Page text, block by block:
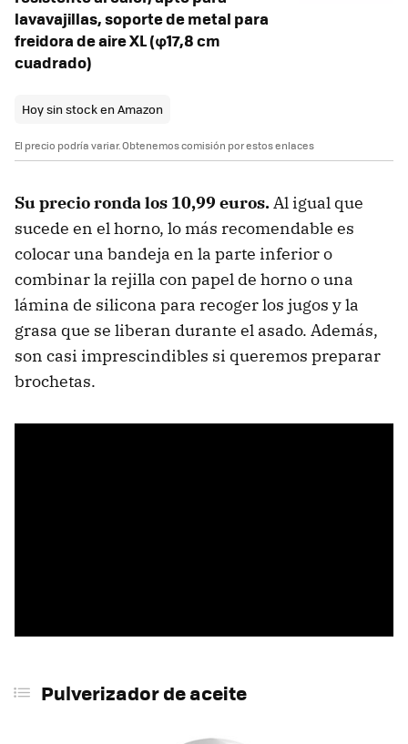
lavavajillas, soporte de metal para
freidora de aire XL (φ17,8 cm
cuadrado)
Hoy sin stock en Amazon
El precio podría variar. Obtenemos comisión por estos enlaces
Su precio ronda los 10,99 euros.Al igual que
sucede en el horno, lo más recomendable es
colocar una bandeja en la parte inferior o
combinar la rejilla con papel de horno o una
lámina de silicona para recoger los jugos y la
grasa que se liberan durante el asado. Además,
son casi imprescindibles si queremos preparar
brochetas.
Pulverizador de aceite